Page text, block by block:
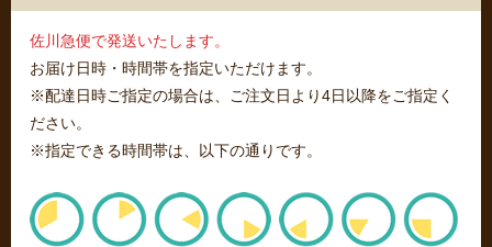
佐川急便で発送いたします。
お届け日時・時間帯を指定いただけます。
※配達日時ご指定の場合は、ご注文日より4日以降をご指定く
ださい。
※指定できる時間帯は、以下の通りです。